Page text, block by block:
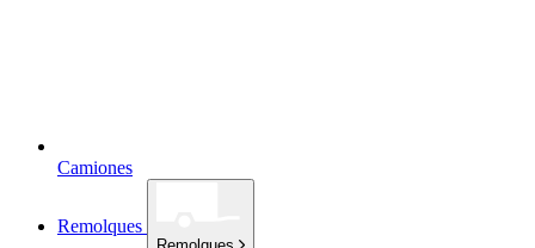
Camiones
Remolques